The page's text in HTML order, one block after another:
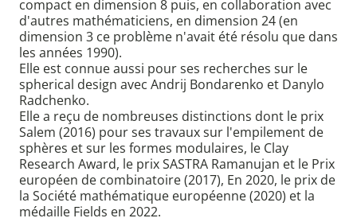
compact en dimension 8 puis, en collaboration avec
d'autres mathématiciens, en dimension 24 (en
dimension 3 ce problème n'avait été résolu que dans
les années 1990).
Elle est connue aussi pour ses recherches sur le
spherical design avec Andrij Bondarenko et Danylo
Radchenko.
Elle a reçu de nombreuses distinctions dont le prix
Salem (2016) pour ses travaux sur l'empilement de
sphères et sur les formes modulaires, le Clay
Research Award, le prix SASTRA Ramanujan et le Prix
européen de combinatoire (2017), En 2020, le prix de
la Société mathématique européenne (2020) et la
médaille Fields en 2022.